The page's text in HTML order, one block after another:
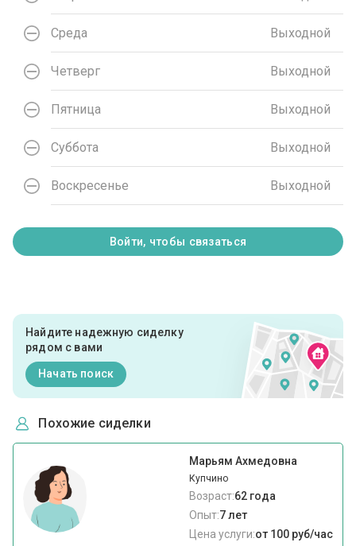
Среда Выходной
Четверг Выходной
Пятница Выходной
Суббота Выходной
Воскресенье Выходной
Войти, чтобы связаться
Найдите надежную сиделку
рядом с вами
Начать поиск
Похожие сиделки
Марьям Ахмедовна
Купчино
Возраст:62 года
Опыт:7 лет
Цена услуги:от 100 руб/час